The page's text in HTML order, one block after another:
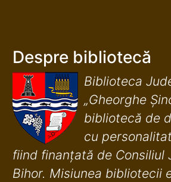
Despre bibliotecă
Biblioteca
„Gheorghe
bibliotecă de
cu
fiind finanţată de Consiliul
Bihor. Misiunea bibliotecii